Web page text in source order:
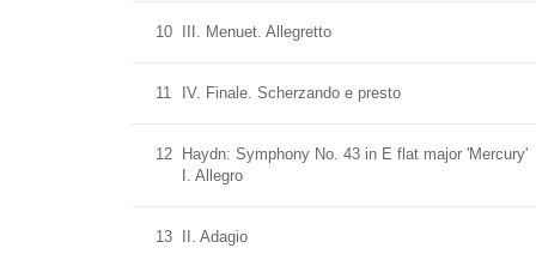
10 III. Menuet. Allegretto
11 IV. Finale. Scherzando e presto
12
Haydn: Symphony No. 43 in E flat major 'Mercury'
I. Allegro
13 II. Adagio